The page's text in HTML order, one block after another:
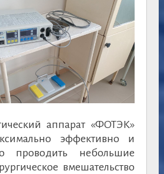
аппарат «ФОТЭК»
эффективно и
проводить небольшие
вмешательство